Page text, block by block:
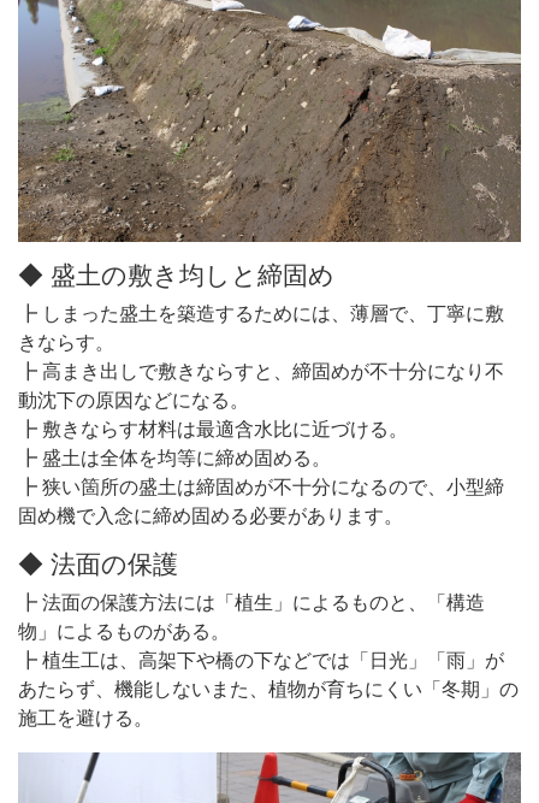
◆ 盛土の敷き均しと締固め
┣ しまった盛土を築造するためには、薄層で、丁寧に敷
きならす。
┣ 高まき出しで敷きならすと、締固めが不十分になり不
動沈下の原因などになる。
┣ 敷きならす材料は最適含水比に近づける。
┣ 盛土は全体を均等に締め固める。
┣ 狭い箇所の盛土は締固めが不十分になるので、小型締
固め機で入念に締め固める必要があります。
◆ 法面の保護
┣ 法面の保護方法には「植生」によるものと、「構造
物」によるものがある。
┣ 植生工は、高架下や橋の下などでは「日光」「雨」が
あたらず、機能しないまた、植物が育ちにくい「冬期」の
施工を避ける。